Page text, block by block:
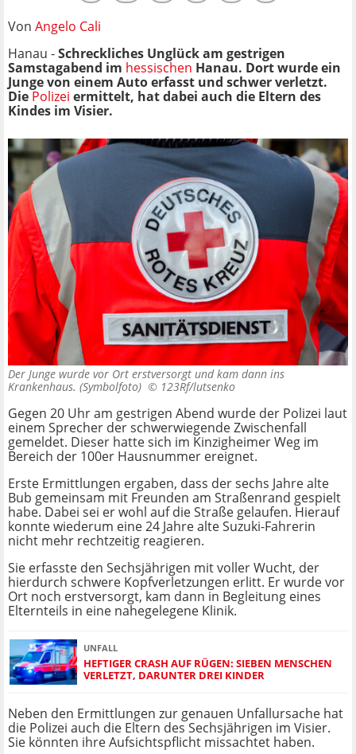
Von Angelo Cali
Hanau -Schreckliches Unglück am gestrigen
Samstagabend im hessischen Hanau. Dort wurde ein
Junge von einem Auto erfasst und schwer verletzt.
Die Polizei ermittelt, hat dabei auch die Eltern des
Kindes im Visier.
Der Junge wurde vor Ort erstversorgt und kam dann ins
Krankenhaus. (Symbolfoto) © 123Rf/lutsenko
Gegen 20 Uhr am gestrigen Abend wurde der Polizei laut
einem Sprecher der schwerwiegende Zwischenfall
gemeldet. Dieser hatte sich im Kinzigheimer Weg im
Bereich der 100er Hausnummer ereignet.
Erste Ermittlungen ergaben, dass der sechs Jahre alte
Bub gemeinsam mit Freunden am Straßenrand gespielt
habe. Dabei sei er wohl auf die Straße gelaufen. Hierauf
konnte wiederum eine 24 Jahre alte Suzuki-Fahrerin
nicht mehr rechtzeitig reagieren.
Sie erfasste den Sechsjährigen mit voller Wucht, der
hierdurch schwere Kopfverletzungen erlitt. Er wurde vor
Ort noch erstversorgt, kam dann in Begleitung eines
Elternteils in eine nahegelegene Klinik.
UNFALL
HEFTIGER CRASH AUF RÜGEN: SIEBEN MENSCHEN
VERLETZT, DARUNTER DREI KINDER
Neben den Ermittlungen zur genauen Unfallursache hat
die Polizei auch die Eltern des Sechsjährigen im Visier.
Sie könnten ihre Aufsichtspflicht missachtet haben.